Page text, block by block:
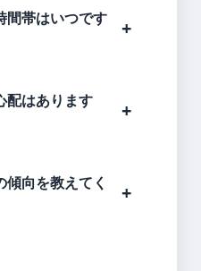
間帯はいつです
配はあります
向を教えてく